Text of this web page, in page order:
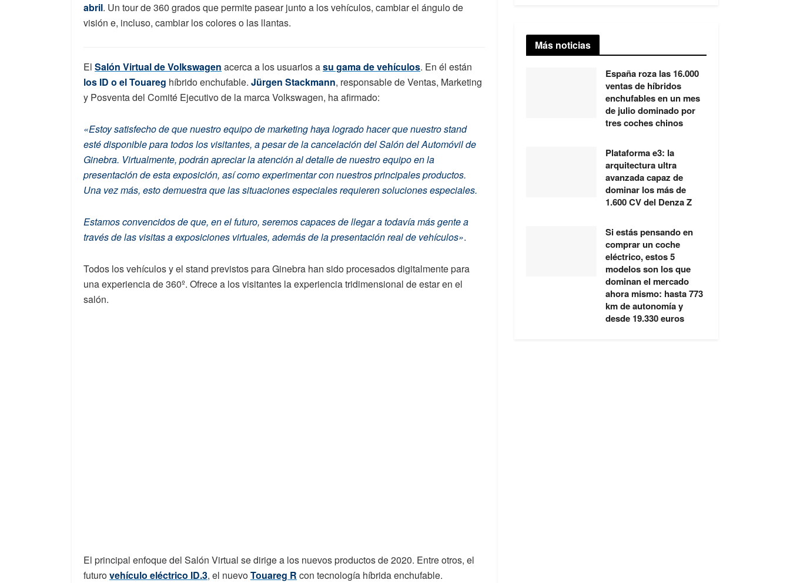
abril. Un tour de 360 grados que permite pasear junto a los vehículos, cambiar el ángulo de
visión e, incluso, cambiar los colores o las llantas.
El Salón Virtual de Volkswagen acerca a los usuarios asu gama de vehículos. En él están
los ID o el Touareg híbrido enchufable. Jürgen Stackmann, responsable de Ventas, Marketing
y Posventa del Comité Ejecutivo de la marca Volkswagen, ha afirmado:
«Estoy satisfecho de que nuestro equipo de marketing haya logrado hacer que nuestro stand
esté disponible para todos los visitantes, a pesar de la cancelación del Salón del Automóvil de
Ginebra. Virtualmente, podrán apreciar la atención al detalle de nuestro equipo en la
presentación de esta exposición, así como experimentar con nuestros principales productos.
Una vez más, esto demuestra que las situaciones especiales requieren soluciones especiales.
Estamos convencidos de que, en el futuro, seremos capaces de llegar a todavía más gente a
través de las visitas a exposiciones virtuales, además de la presentación real de vehículos».
Todos los vehículos y el stand previstos para Ginebra han sido procesados digitalmente para
una experiencia de 360º. Ofrece a los visitantes la experiencia tridimensional de estar en el
salón.
El principal enfoque del Salón Virtual se dirige a los nuevos productos de 2020. Entre otros, el
futurovehículo eléctrico ID.3, el nuevoTouareg R con tecnología híbrida enchufable.
Más noticias
España roza las 16.000
ventas de híbridos
enchufables en un mes
de julio dominado por
tres coches chinos
Plataforma e3: la
arquitectura ultra
avanzada capaz de
dominar los más de
1.600 CV del Denza Z
Si estás pensando en
comprar un coche
eléctrico, estos 5
modelos son los que
dominan el mercado
ahora mismo: hasta 773
km de autonomía y
desde 19.330 euros